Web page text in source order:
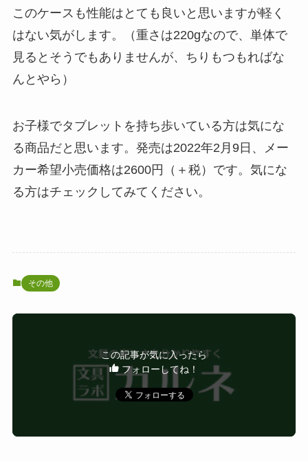
このケースも性能はとても良いと思いますが軽く
はない気がします。（重さは220gなので、単体で
見るとそうでもありませんが、ちりもつもればな
んとやら）
お子様でタブレットを持ち歩いている方は気にな
る商品だと思います。発売は2022年2月9日、メー
カー希望小売価格は2600円（＋税）です。気にな
る方はチェックしてみてください。
その他
この記事が気に入ったら
フォローしてね！